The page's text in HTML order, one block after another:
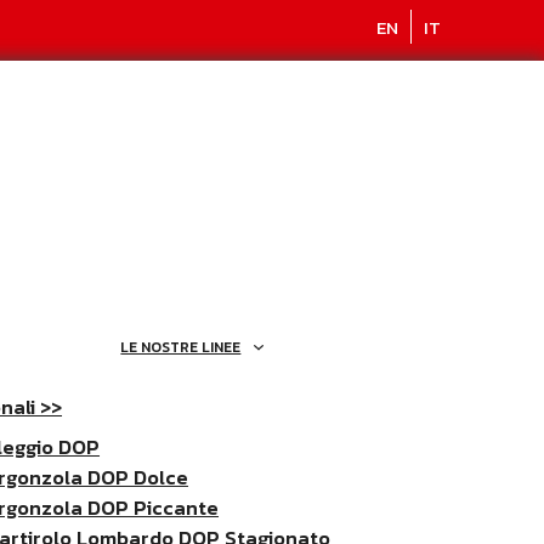
EN IT
LE NOSTRE LINEE
>>
DOP
DOP Dolce
DOP Piccante
Lombardo DOP Stagionato